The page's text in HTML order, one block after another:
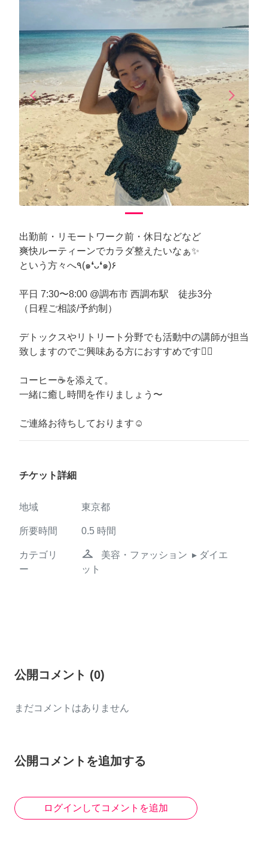
arrow_back_iosPrevious arrow_forward_ios
Next
出勤前・リモートワーク前・休日などなど
爽快ルーティーンでカラダ整えたいなぁ✨
という方々へ٩(๑❛ᴗ❛๑)۶
平日 7:30〜8:00 @調布市 西調布駅 徒歩3分
（日程ご相談/予約制）
デトックスやリトリート分野でも活動中の講師が担当
致しますのでご興味ある方におすすめです👯‍♀️
コーヒー☕️を添えて。
一緒に癒し時間を作りましょう〜
ご連絡お待ちしております☺️
チケット詳細
地域 東京都
所要時間 0.5 時間
カテゴリ
ー
checkroom 美容・ファッション ▸ ダイエ
ット
公開コメント (0)
まだコメントはありません
公開コメントを追加する
ログインしてコメントを追加